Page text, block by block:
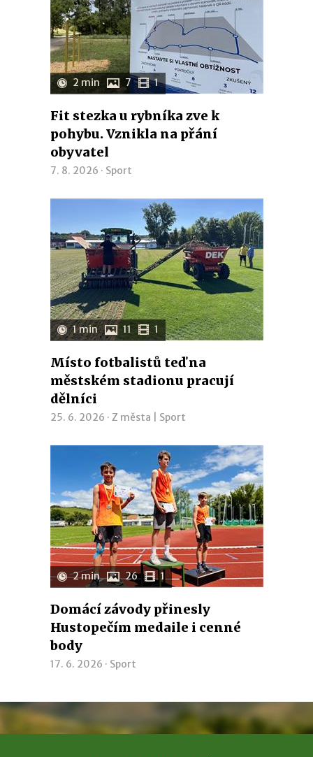
2 min 7 1
Fit stezka u rybníka zve k
pohybu. Vznikla na přání
obyvatel
7. 8. 2026 · Sport
1 min 11 1
Místo fotbalistů teď na
městském stadionu pracují
dělníci
25. 6. 2026 · Z města Sport
2 min 26 1
Domácí závody přinesly
Hustopečím medaile i cenné
body
17. 6. 2026 · Sport